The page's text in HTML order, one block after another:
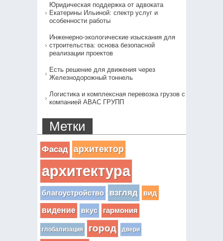
Юридическая поддержка от адвоката
Екатерины Ильиной: спектр услуг и
особенности работы
Инженерно-экологические изыскания для
строительства: основа безопасной
реализации проектов
Есть решение для движения через
Железнодорожный тоннель
Логистика и комплексная перевозка грузов с
компанией АВАС ГРУПП
Метки
Фасад архитектор
архитектура
благоустройство взгляд вид
видение вкус гармония
глобализация город двери